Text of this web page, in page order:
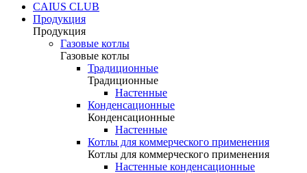
CAIUS CLUB
Продукция
Продукция
Газовые котлы
Газовые котлы
Традиционные
Традиционные
Настенные
Конденсационные
Конденсационные
Настенные
Котлы для коммерческого применения
Котлы для коммерческого применения
Настенные конденсационные